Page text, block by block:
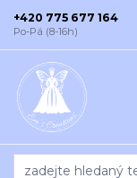
+420 775 677 164
Po-Pá (8-16h)